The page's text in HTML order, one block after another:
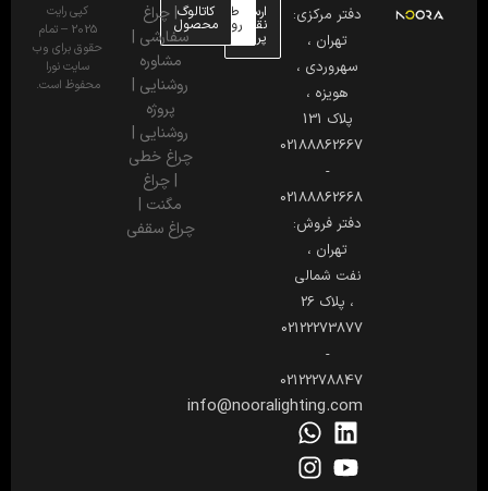
دفتر مرکزی:
تهران ،
سهروردی ،
هویزه ،
پلاک 131
02188862667
-
02188862668
دفتر فروش:
تهران ،
نفت شمالی
، پلاک 26
02122273877
-
02122278847
info@nooralighting.com
ارسال
نقشه
پروژه
طراحی
روشنایی
کاتالوگ
محصول
| چراغ
سفارشی |
مشاوره
روشنایی |
پروژه
روشنایی |
چراغ خطی
| چراغ
مگنت |
چراغ سقفی
کپی رایت
2025 – تمام
حقوق برای وب
سایت نورا
محفوظ است.